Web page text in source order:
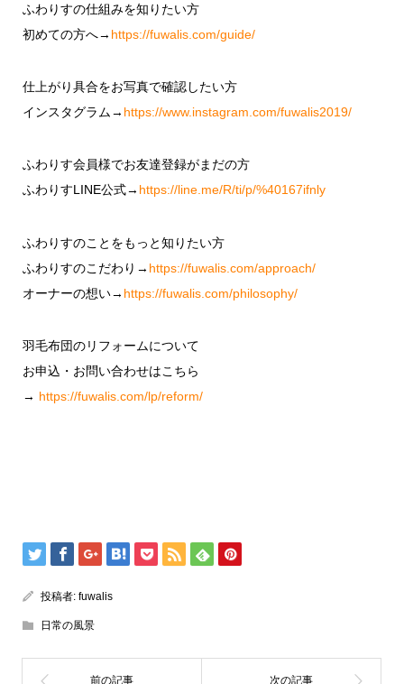
ふわりすの仕組みを知りたい方
初めての方へ→ https://fuwalis.com/guide/
仕上がり具合をお写真で確認したい方
インスタグラム→ https://www.instagram.com/fuwalis2019/
ふわりす会員様でお友達登録がまだの方
ふわりすLINE公式→ https://line.me/R/ti/p/%40167ifnly
ふわりすのことをもっと知りたい方
ふわりすのこだわり→ https://fuwalis.com/approach/
オーナーの想い→ https://fuwalis.com/philosophy/
羽毛布団のリフォームについて
お申込・お問い合わせはこちら
→ https://fuwalis.com/lp/reform/
投稿者: fuwalis
日常の風景